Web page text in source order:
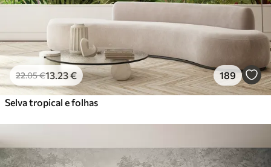
22.05€13 .23€ 189
Selva tropical e folhas